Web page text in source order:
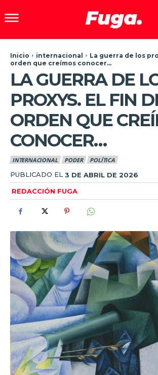
Inicio internacional
La guerra de los
orden que creímos conocer…
LA GUERRA DE
PROXYS. EL FIN
ORDEN QUE
CONOCER…
INTERNACIONAL PODER POLÍTICA
PUBLICADO EL 3 DE ABRIL DE 2026
REDACCIÓN FUGA